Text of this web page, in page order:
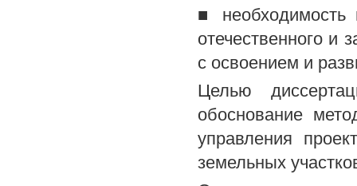
■ необходимость
отечественного и
с освоением и
Целью
обоснование
управления
земельных